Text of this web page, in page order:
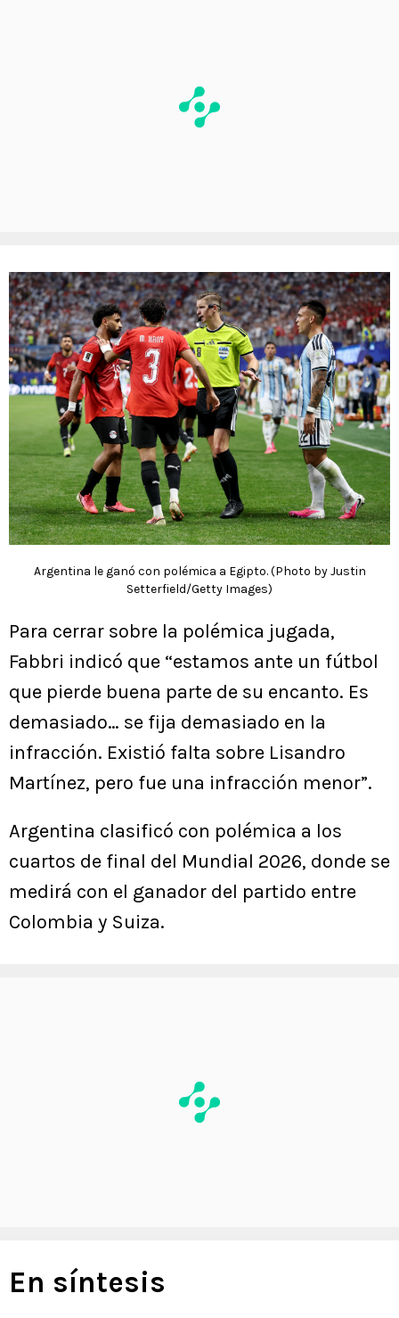
Argentina le ganó con polémica a Egipto. (Photo by Justin
Setterfield/Getty Images)
Para cerrar sobre la polémica jugada,
Fabbri indicó que “estamos ante un fútbol
que pierde buena parte de su encanto. Es
demasiado… se fija demasiado en la
infracción. Existió falta sobre Lisandro
Martínez, pero fue una infracción menor”.
Argentina clasificó con polémica a los
cuartos de final del Mundial 2026, donde se
medirá con el ganador del partido entre
Colombia y Suiza.
En síntesis